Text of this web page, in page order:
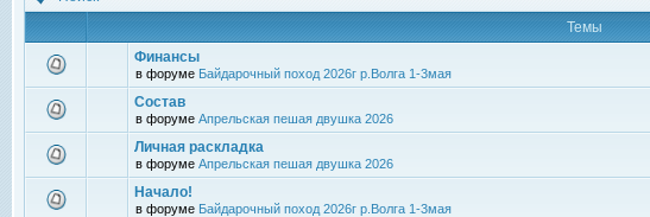
Темы
Финансы
в форуме Байдарочный поход 2026г р.Волга 1-3мая
Состав
в форуме Апрельская пешая двушка 2026
Личная раскладка
в форуме Апрельская пешая двушка 2026
Начало!
в форуме Байдарочный поход 2026г р.Волга 1-3мая